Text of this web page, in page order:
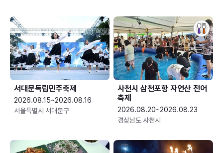
서대문독립민주축제
2026.08.15~2026.08.16
서울특별시 서대문구
사천시 삼천포항 자연산 전어
축제
2026.08.20~2026.08.23
경상남도 사천시